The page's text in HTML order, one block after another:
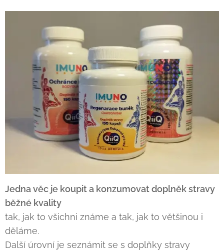
Jedna věc je koupit a konzumovat doplněk stravy
běžné kvality
tak, jak to všichni známe a tak, jak to většinou i
děláme.
Další úrovní je seznámit se s doplňky stravy